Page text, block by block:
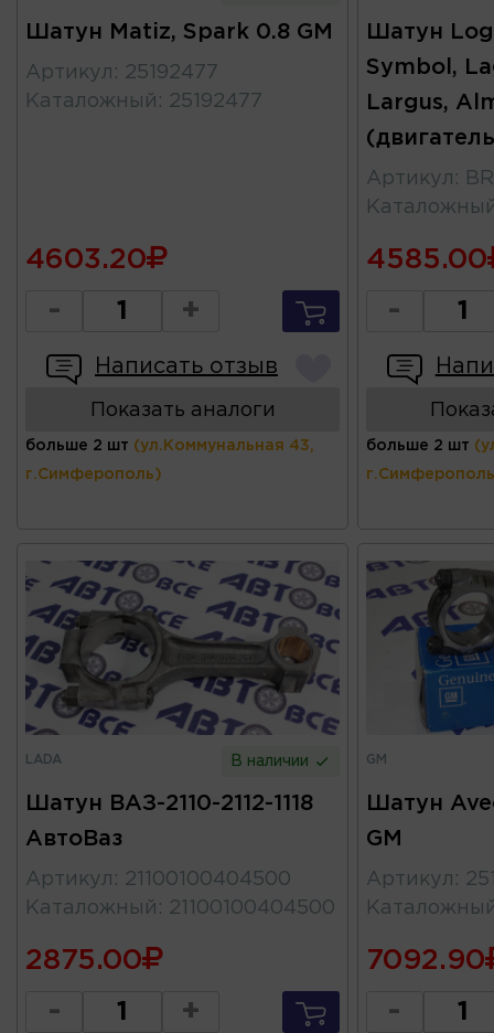
Шатун Matiz, Spark 0.8 GM
Артикул : 25192477
Каталожный : 25192477
4603.20
- +
Написать отзыв
Показать аналоги
больше 2 шт (ул.Коммунальная 43,
г.Симферополь)
Шатун
Symbol,
Largus,
Артикул :
4585.00
-
больше 2 шт
LADA В наличии
Шатун ВАЗ-2110-2112-1118
АвтоВаз
Артикул : 21100100404500
Каталожный : 21100100404500
2875.00
- +
GM
Шатун
GM
Артикул :
7092.90
-